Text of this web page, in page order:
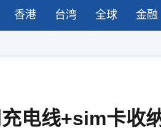
香港 台湾 全球 金融
电线+sim卡收